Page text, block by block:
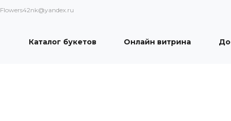
Flowers42nk@yandex.ru
Каталог букетов Онлайн витрина